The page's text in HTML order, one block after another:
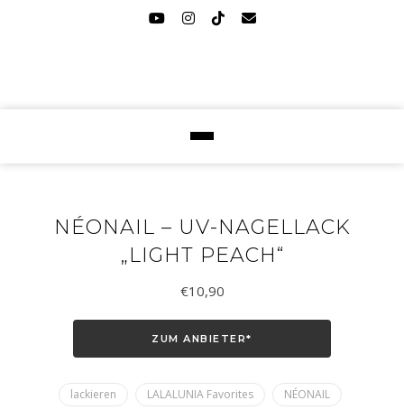
NÉONAIL – UV-NAGELLACK
„LIGHT PEACH“
€10,90
ZUM ANBIETER*
lackieren LALALUNIA Favorites
NÉONAIL